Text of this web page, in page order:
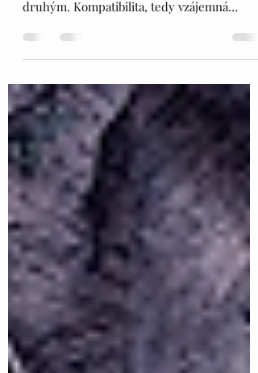
Představme si vztah jako taneční
choreografii, kdy každý krok musí ladit s